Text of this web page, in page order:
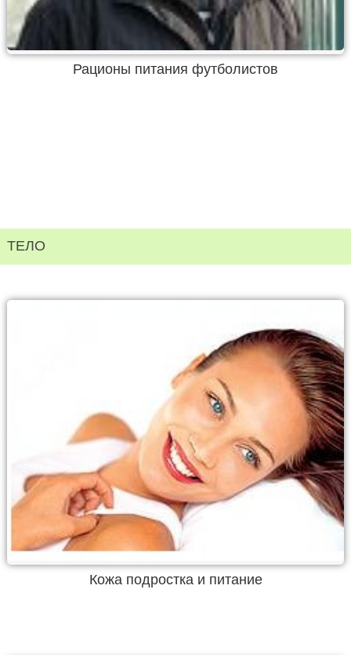
Рационы питания футболистов
ТЕЛО
Кожа подростка и питание